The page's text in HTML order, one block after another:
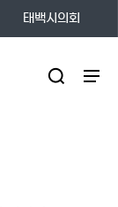
태백시의회